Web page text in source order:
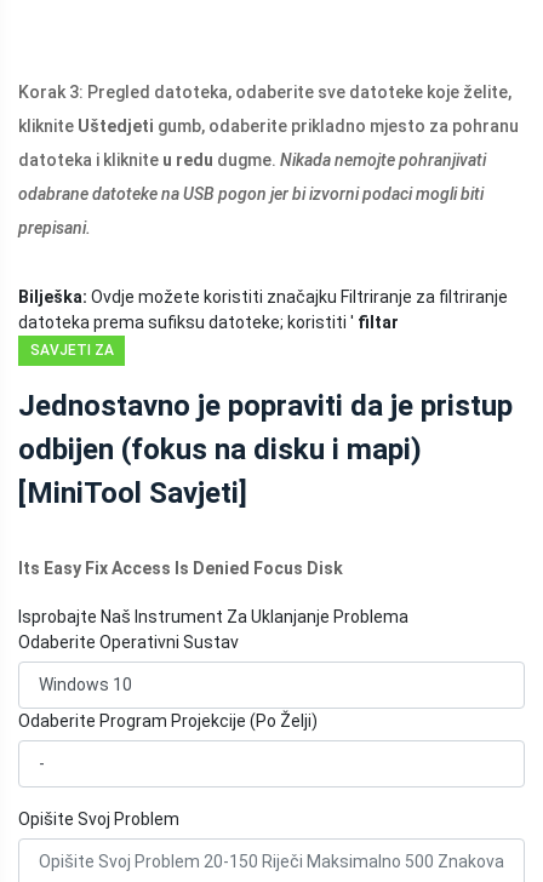
Korak 3: Pregled datoteka, odaberite sve datoteke koje želite,
kliknite Uštedjeti gumb, odaberite prikladno mjesto za pohranu
datoteka i kliknite u redu dugme. Nikada nemojte pohranjivati ​​
odabrane datoteke na USB pogon jer bi izvorni podaci mogli biti
prepisani.
Bilješka: Ovdje možete koristiti značajku Filtriranje za filtriranje
datoteka prema sufiksu datoteke; koristiti ' filtar
SAVJETI ZA
PODATAKA
Jednostavno je popraviti da je pristup
odbijen (fokus na disku i mapi)
[MiniTool Savjeti]
Its Easy Fix Access Is Denied Focus Disk
Isprobajte Naš Instrument Za Uklanjanje Problema
Odaberite Operativni Sustav
Odaberite Program Projekcije (Po Želji)
Opišite Svoj Problem